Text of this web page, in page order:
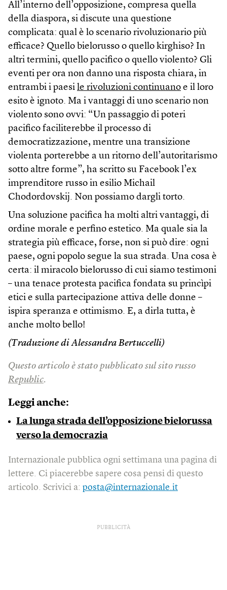
All’interno dell’opposizione, compresa quella
della diaspora, si discute una questione
complicata: qual è lo scenario rivoluzionario più
efficace? Quello bielorusso o quello kirghiso? In
altri termini, quello pacifico o quello violento? Gli
eventi per ora non danno una risposta chiara, in
entrambi i paesi le rivoluzioni continuano e il loro
esito è ignoto. Ma i vantaggi di uno scenario non
violento sono ovvi: “Un passaggio di poteri
pacifico faciliterebbe il processo di
democratizzazione, mentre una transizione
violenta porterebbe a un ritorno dell’autoritarismo
sotto altre forme”, ha scritto su Facebook l’ex
imprenditore russo in esilio Michail
Chodordovskij. Non possiamo dargli torto.
Una soluzione pacifica ha molti altri vantaggi, di
ordine morale e perfino estetico. Ma quale sia la
strategia più efficace, forse, non si può dire: ogni
paese, ogni popolo segue la sua strada. Una cosa è
certa: il miracolo bielorusso di cui siamo testimoni
– una tenace protesta pacifica fondata su princìpi
etici e sulla partecipazione attiva delle donne –
ispira speranza e ottimismo. E, a dirla tutta, è
anche molto bello!
(Traduzione di Alessandra Bertuccelli)
Questo articolo è stato pubblicato sul sito russo
Republic.
Leggi anche:
La lunga strada dell’opposizione bielorussa
verso la democrazia
Internazionale pubblica ogni settimana una pagina di
lettere. Ci piacerebbe sapere cosa pensi di questo
articolo. Scrivici a: posta@internazionale.it
PUBBLICITÀ